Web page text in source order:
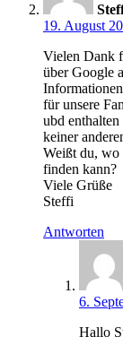
19. August
Vielen Dank
über Google
für unsere
ubd
keiner
Weißt du, wo
finden kann?
Viele Grüße
Steffi
Antworten
6.
Hallo